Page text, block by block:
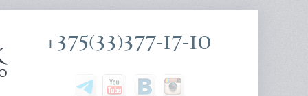
+375(33)377-17-10